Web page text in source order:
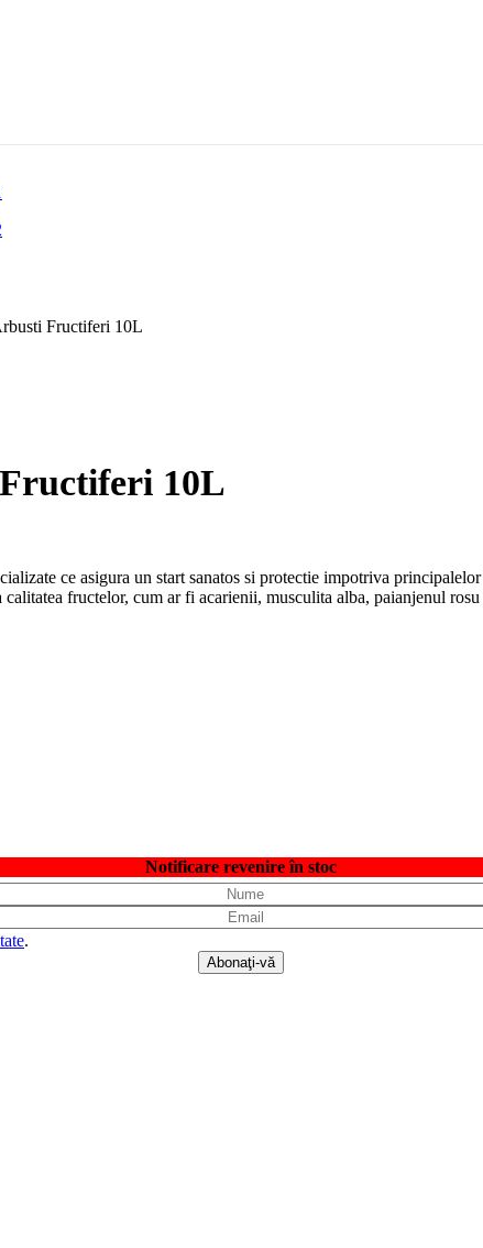
Fructiferi 10L
10L
ce asigura un start sanatos si protectie impotriva
fructelor, cum ar fi acarienii, musculita alba, paianjenul rosu
Notificare revenire în stoc
.